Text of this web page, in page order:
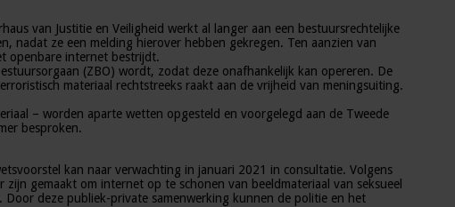
van Justitie en Veiligheid werkt al langer aan een bestuursrechtelijke
nadat ze een melding hierover hebben gekregen. Ten aanzien van
openbare internet bestrijdt.
(ZBO) wordt, zodat deze onafhankelijk kan opereren. De
materiaal rechtstreeks raakt aan de vrijheid van meningsuiting.
– worden aparte wetten opgesteld en voorgelegd aan de Tweede
besproken.
kan naar verwachting in januari 2021 in consultatie. Volgens
gemaakt om internet op te schonen van beeldmateriaal van seksueel
deze publiek-private samenwerking kunnen de politie en het